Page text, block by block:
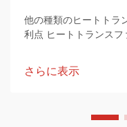
他の種類のヒートトラ
利点 ヒートトランス
スタマイズするための
柔軟性があり薄い素材で
さらに表示